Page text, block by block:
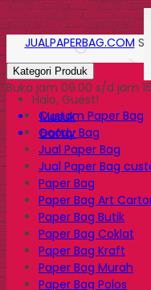
Halo, Guest!
Masuk
Daftar
JUALPAPERBAG.COM
Kategori Produk
Buka jam 09.00 s/d jam
Custom Paper Bag
Goody Bag
Jual Paper Bag
Jual Paper Bag
Paper Bag
Paper Bag Art
Paper Bag Butik
Paper Bag Coklat
Paper Bag Kraft
Paper Bag Murah
Paper Bag Polos